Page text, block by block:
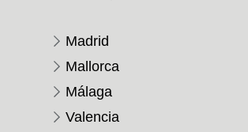
Madrid
Mallorca
Málaga
Valencia